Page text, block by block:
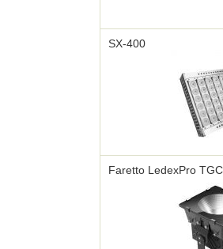
SX-400
Faretto LedexPro